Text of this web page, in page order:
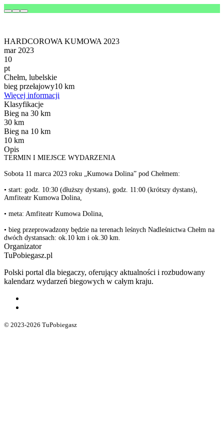
HARDCOROWA KUMOWA 2023
mar 2023
10
pt
Chełm, lubelskie
bieg przełajowy10 km
Więcej informacji
Klasyfikacje
Bieg na 30 km
30 km
Bieg na 10 km
10 km
Opis
TERMIN I MIEJSCE WYDARZENIA
Sobota 11 marca 2023 roku „Kumowa Dolina” pod Chełmem:
• start: godz. 10:30 (dłuższy dystans), godz. 11:00 (krótszy dystans),
Amfiteatr Kumowa Dolina,
• meta: Amfiteatr Kumowa Dolina,
• bieg przeprowadzony będzie na terenach leśnych Nadleśnictwa Chełm na
dwóch dystansach: ok.10 km i ok.30 km.
Organizator
TuPobiegasz.pl
Polski portal dla biegaczy, oferujący aktualności i rozbudowany
kalendarz wydarzeń biegowych w całym kraju.
© 2023-2026 TuPobiegasz